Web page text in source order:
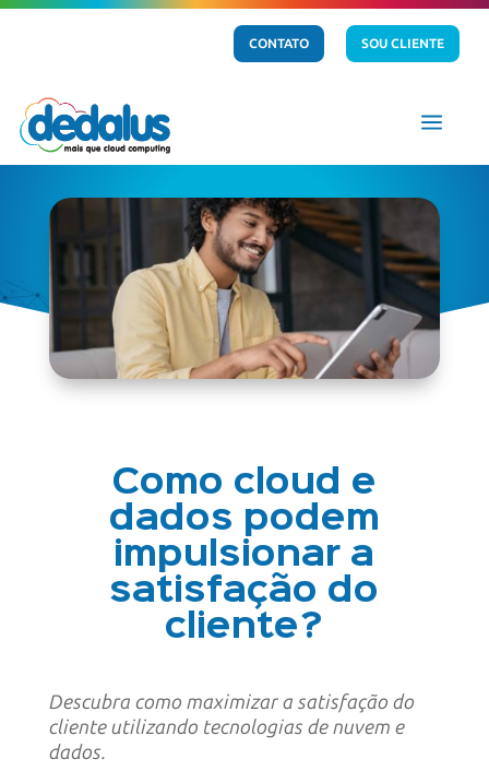
CONTATO SOU CLIENTE
a
Como cloud e
dados podem
impulsionar a
satisfação do
cliente?
Descubra como maximizar a satisfação do
cliente utilizando tecnologias de nuvem e
dados.